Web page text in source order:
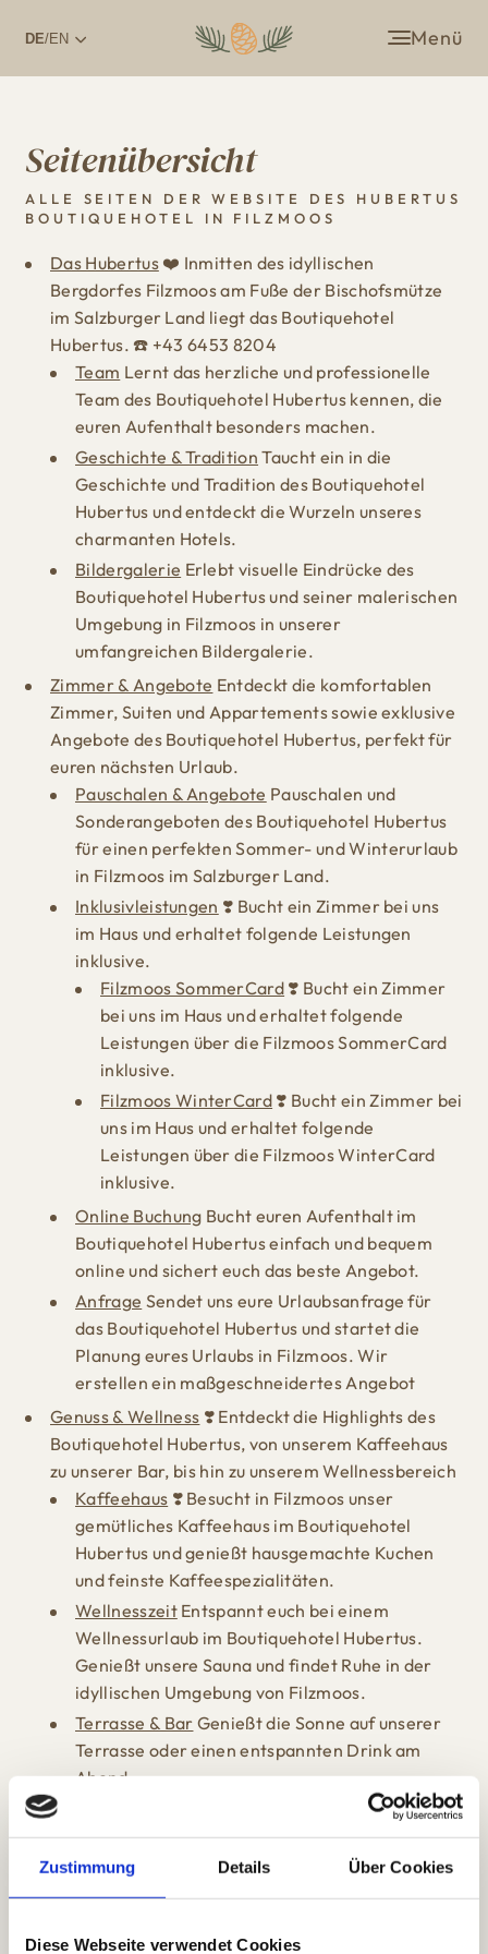
Zustimmung Details Über Cookies
Diese Webseite verwendet Cookies
DE/EN Menü
Seitenübersicht
ALLE SEITEN DER WEBSITE DES HUBERTUS
BOUTIQUEHOTEL IN FILZMOOS
Das Hubertus ❤️ Inmitten des idyllischen
Bergdorfes Filzmoos am Fuße der Bischofsmütze
im Salzburger Land liegt das Boutiquehotel
Hubertus. ☎️ +43 6453 8204
Team Lernt das herzliche und professionelle
Team des Boutiquehotel Hubertus kennen, die
euren Aufenthalt besonders machen.
Geschichte & Tradition Taucht ein in die
Geschichte und Tradition des Boutiquehotel
Hubertus und entdeckt die Wurzeln unseres
charmanten Hotels.
Bildergalerie Erlebt visuelle Eindrücke des
Boutiquehotel Hubertus und seiner malerischen
Umgebung in Filzmoos in unserer
umfangreichen Bildergalerie.
Zimmer & Angebote Entdeckt die komfortablen
Zimmer, Suiten und Appartements sowie exklusive
Angebote des Boutiquehotel Hubertus, perfekt für
euren nächsten Urlaub.
Pauschalen & Angebote Pauschalen und
Sonderangeboten des Boutiquehotel Hubertus
für einen perfekten Sommer- und Winterurlaub
in Filzmoos im Salzburger Land.
Inklusivleistungen ❣️ Bucht ein Zimmer bei uns
im Haus und erhaltet folgende Leistungen
inklusive.
Filzmoos SommerCard ❣️ Bucht ein Zimmer
bei uns im Haus und erhaltet folgende
Leistungen über die Filzmoos SommerCard
inklusive.
Filzmoos WinterCard ❣️ Bucht ein Zimmer bei
uns im Haus und erhaltet folgende
Leistungen über die Filzmoos WinterCard
inklusive.
Online Buchung Bucht euren Aufenthalt im
Boutiquehotel Hubertus einfach und bequem
online und sichert euch das beste Angebot.
Anfrage Sendet uns eure Urlaubsanfrage für
das Boutiquehotel Hubertus und startet die
Planung eures Urlaubs in Filzmoos. Wir
erstellen ein maßgeschneidertes Angebot
Genuss & Wellness ❣️ Entdeckt die Highlights des
Boutiquehotel Hubertus, von unserem Kaffeehaus
zu unserer Bar, bis hin zu unserem Wellnessbereich
Kaffeehaus ❣️ Besucht in Filzmoos unser
gemütliches Kaffeehaus im Boutiquehotel
Hubertus und genießt hausgemachte Kuchen
und feinste Kaffeespezialitäten.
Wellnesszeit Entspannt euch bei einem
Wellnessurlaub im Boutiquehotel Hubertus.
Genießt unsere Sauna und findet Ruhe in der
idyllischen Umgebung von Filzmoos.
Terrasse & Bar Genießt die Sonne auf unserer
Terrasse oder einen entspannten Drink am
Abend.
Genießt einen entspannten Drink am
Abend
Exklusive Events & Feiern⭐ Plant eure exklusiven
Events & Feiern im Boutiquehotel Hubertus.